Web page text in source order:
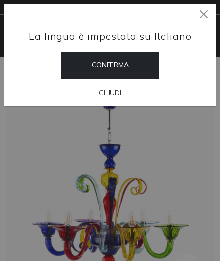
La lingua è impostata su Italiano
CONFERMA
CHIUDI
Livraison gratuite dans le monde entier